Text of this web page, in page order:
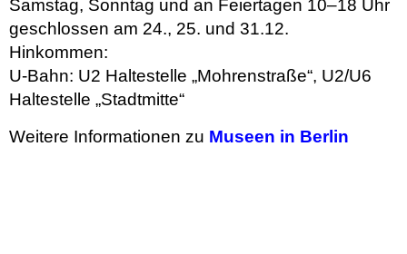
Samstag, Sonntag und an Feiertagen 10–18 Uhr
geschlossen am 24., 25. und 31.12.
Hinkommen:
U-Bahn: U2 Haltestelle „Mohrenstraße“, U2/U6
Haltestelle „Stadtmitte“
Weitere Informationen zu Museen in Berlin